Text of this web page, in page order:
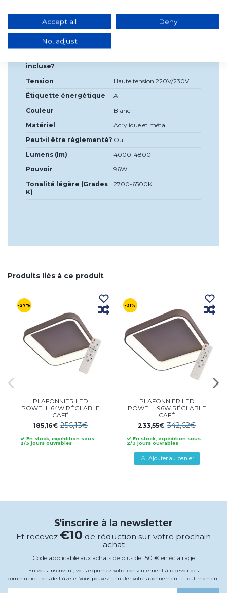
Largeur
60cm
Haute
13,5 cm
Profondeur
incluse?
Tension
Haute tension 220V/230V
Étiquette énergétique
A+
Couleur
Blanc
Matériel
Acrylique et métal
Peut-il être réglementé? Oui
Lumens (lm)
4000-4800
Pouvoir
96W
Tonalité légère (Grades
K)
2700-6500K
Produits liés à ce produit
-27%
PLAFONNIER LED
POWELL 64W RÉGLABLE
CAFÉ
185,16€256,13€
En stock, expédition sous
2/3 jours ouvrables
-31%
PLAFONNIER LED
POWELL 96W RÉGLABLE
CAFÉ
233,55€342,62€
En stock, expédition sous
2/3 jours ouvrables
Ajouter au panier
S'inscrire à la newsletter
Et recevez €10 de réduction sur votre prochain
achat
Code applicable aux achats de plus de 150 € en éclairage
En vous inscrivant, vous exprimez votre consentement à recevoir des
communications de Lúzete. Vous pouvez annuler votre abonnement à tout moment
Accept all Deny
No, adjust